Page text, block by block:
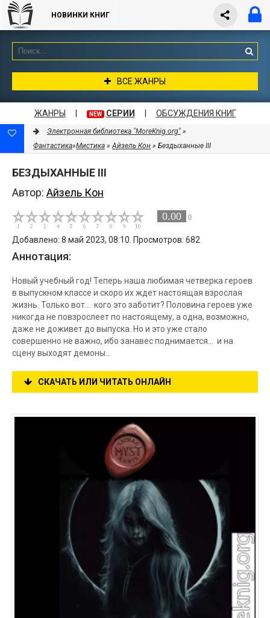
НОВИНКИ КНИГ
ВСЕ ЖАНРЫ
ЖАНРЫ NEW СЕРИИ ОБСУЖДЕНИЯ КНИГ
Электронная библиотека "MoreKnig.org" »
Фантастика»Мистика »Айзель Кон » Бездыханные ІІІ
БЕЗДЫХАННЫЕ ІІІ
Автор: Айзель Кон
0.00 0
Добавлено: 8 май 2023, 08:10. Просмотров: 682
Аннотация:
Новый учебный год! Теперь наша любимая четверка героев
в выпускном классе и скоро их ждет настоящая взрослая
жизнь. Только вот… кого это заботит? Половина героев уже
никогда не повзрослеет по настоящему, а одна, возможно,
даже не доживет до выпуска. Но и это уже стало
совершенно не важно, ибо занавес поднимается… и на
сцену выходят демоны…
СКАЧАТЬ ИЛИ ЧИТАТЬ ОНЛАЙН